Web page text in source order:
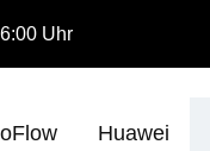
Uhr
Huawei